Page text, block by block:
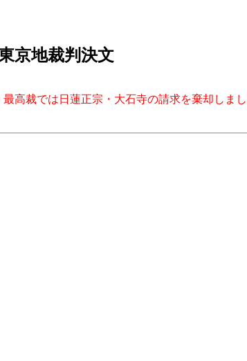
京地裁判決文
裁では日蓮正宗・大石寺の請求を棄却しま